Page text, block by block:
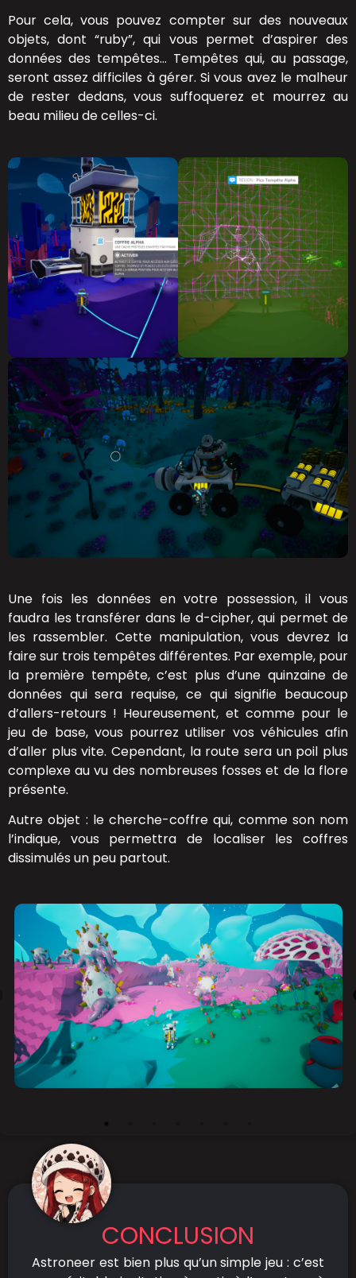
Pour cela, vous pouvez compter sur des nouveaux
objets, dont “ruby”, qui vous permet d’aspirer des
données des tempêtes… Tempêtes qui, au passage,
seront assez difficiles à gérer. Si vous avez le malheur
de rester dedans, vous suffoquerez et mourrez au
beau milieu de celles-ci.
Une fois les données en votre possession, il vous
faudra les transférer dans le d-cipher, qui permet de
les rassembler. Cette manipulation, vous devrez la
faire sur trois tempêtes différentes. Par exemple, pour
la première tempête, c’est plus d’une quinzaine de
données qui sera requise, ce qui signifie beaucoup
d’allers-retours ! Heureusement, et comme pour le
jeu de base, vous pourrez utiliser vos véhicules afin
d’aller plus vite. Cependant, la route sera un poil plus
complexe au vu des nombreuses fosses et de la flore
présente.
Autre objet : le cherche-coffre qui, comme son nom
l’indique, vous permettra de localiser les coffres
dissimulés un peu partout.
CONCLUSION
Astroneer est bien plus qu’un simple jeu : c’est